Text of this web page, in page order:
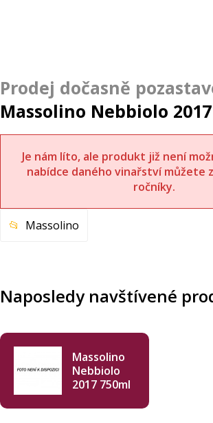
Massolino Nebbiolo
Je nám líto, ale produkt již není
nabídce daného vinařství můžete
ročníky.
Massolino
Naposledy navštívené
Massolino
Nebbiolo
2017 750ml